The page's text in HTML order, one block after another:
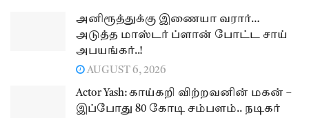
அனிரூத்துக்கு இணையா வரார்…
அடுத்த மாஸ்டர் ப்ளான் போட்ட சாய்
அபயங்கர்..!
AUGUST 6, 2026
Actor Yash: காய்கறி விற்றவனின் மகன் –
இப்போது 80 கோடி சம்பளம்.. நடிகர்